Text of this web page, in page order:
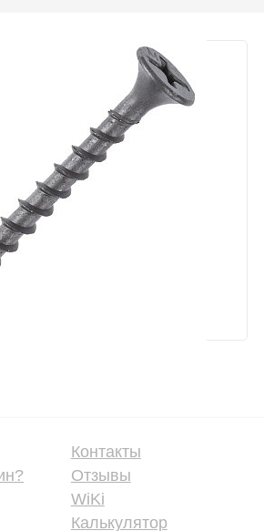
Контакты
Отзывы
WiKi
Калькулятор